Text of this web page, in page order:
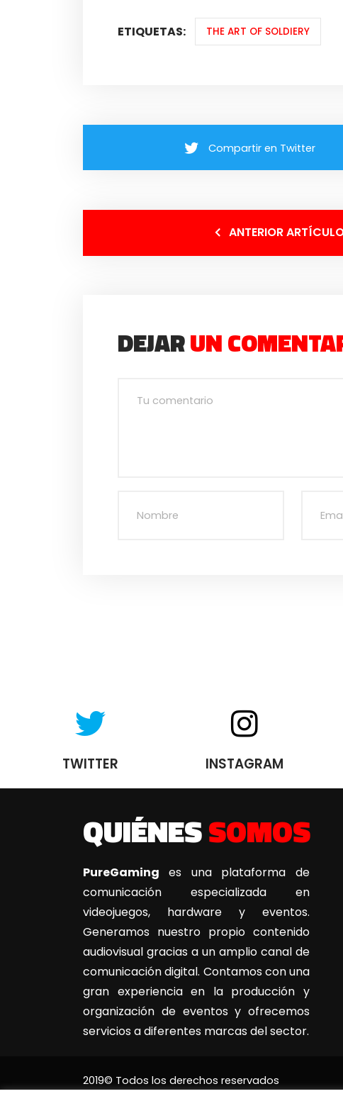
ETIQUETAS: THE ART OF SOLDIERY
Compartir en Twitter
ANTERIOR
DEJARUN
TWITTER INSTAGRAM
QUIÉNESSOMOS
PureGaming es una plataforma de
comunicación especializada en
videojuegos, hardware y eventos.
Generamos nuestro propio contenido
audiovisual gracias a un amplio canal de
comunicación digital. Contamos con una
gran experiencia en la producción y
organización de eventos y ofrecemos
servicios a diferentes marcas del sector.
2019© Todos los derechos reservados